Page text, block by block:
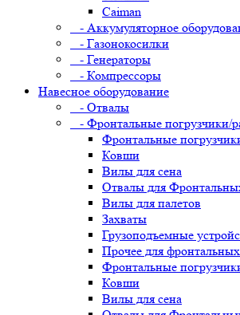
Caiman
- Аккумуляторное
- Газонокосилки
- Генераторы
- Компрессоры
Навесное оборудование
- Отвалы
- Фронтальные погрузчики/
Фронтальные
Ковши
Вилы для сена
Отвалы для
Вилы для палетов
Захваты
Грузоподъемные
Прочее для
Фронтальные
Ковши
Вилы для сена